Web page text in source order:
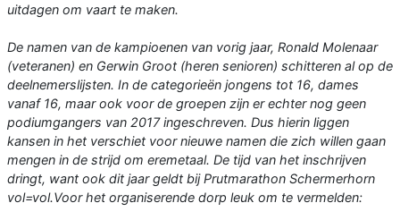
uitdagen om vaart te maken.
De namen van de kampioenen van vorig jaar, Ronald Molenaar
(veteranen) en Gerwin Groot (heren senioren) schitteren al op de
deelnemerslijsten. In de categorieën jongens tot 16, dames
vanaf 16, maar ook voor de groepen zijn er echter nog geen
podiumgangers van 2017 ingeschreven. Dus hierin liggen
kansen in het verschiet voor nieuwe namen die zich willen gaan
mengen in de strijd om eremetaal. De tijd van het inschrijven
dringt, want ook dit jaar geldt bij Prutmarathon Schermerhorn
vol=vol.Voor het organiserende dorp leuk om te vermelden: